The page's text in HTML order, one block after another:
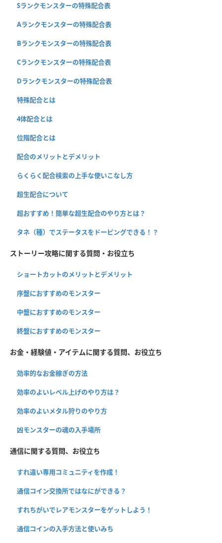
Sランクモンスターの特殊配合表
Aランクモンスターの特殊配合表
Bランクモンスターの特殊配合表
Cランクモンスターの特殊配合表
Dランクモンスターの特殊配合表
特殊配合とは
4体配合とは
位階配合とは
配合のメリットとデメリット
らくらく配合検索の上手な使いこなし方
超生配合について
超おすすめ！簡単な超生配合のやり方とは？
タネ（種）でステータスをドーピングできる！？
ストーリー攻略に関する質問・お役立ち
ショートカットのメリットとデメリット
序盤におすすめのモンスター
中盤におすすめのモンスター
終盤におすすめのモンスター
お金・経験値・アイテムに関する質問、お役立ち
効率的なお金稼ぎの方法
効率のよいレベル上げのやり方は？
効率のよいメタル狩りのやり方
凶モンスターの魂の入手場所
通信に関する質問、お役立ち
すれ違い専用コミュニティを作成！
通信コイン交換所ではなにができる？
すれちがいでレアモンスターをゲットしよう！
通信コインの入手方法と使いみち